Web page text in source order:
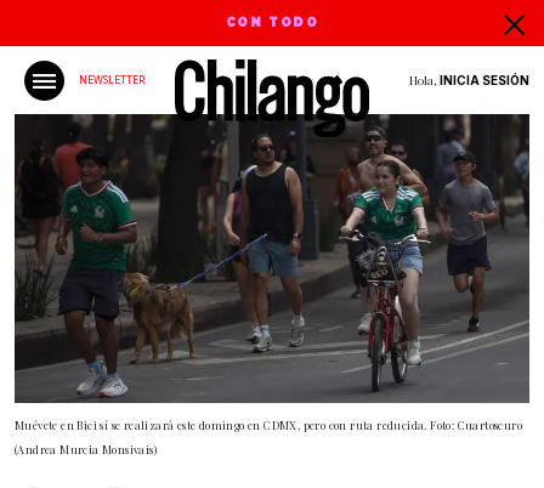
CON TODO
NEWSLETTER Hola, INICIA SESIÓN
Muévete en Bici sí se realizará este domingo en CDMX, pero con ruta reducida. Foto: Cuartoscuro
(Andrea Murcia Monsivais)